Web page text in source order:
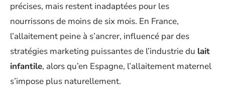
précises, mais restent inadaptées pour les
nourrissons de moins de six mois. En France,
l’allaitement peine à s’ancrer, influencé par des
stratégies marketing puissantes de l’industrie du lait
infantile, alors qu’en Espagne, l’allaitement maternel
s’impose plus naturellement.